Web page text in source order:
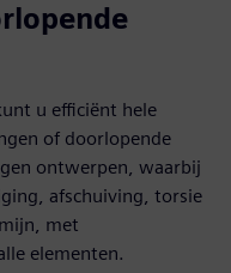
u efficiënt hele
of doorlopende
ontwerpen, waarbij
afschuiving, torsie
met
elementen.